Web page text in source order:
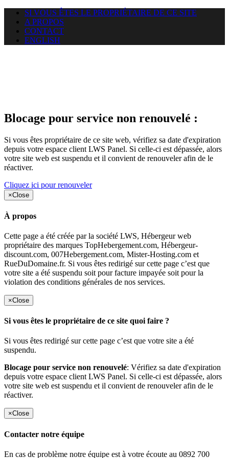
SI VOUS ÊTES LE PROPRIÉTAIRE DE CE SITE
A PROPOS
CONTACT
ENGLISH
Blocage pour service non renouvelé :
Si vous êtes propriétaire de ce site web, vérifiez sa date d'expiration
depuis votre espace client LWS Panel. Si celle-ci est dépassée, alors
votre site web est suspendu et il convient de renouveler afin de le
réactiver.
Cliquez ici pour renouveler
×Close
À propos
Cette page a été créée par la société LWS, Hébergeur web
propriétaire des marques TopHebergement.com, Hébergeur-
discount.com, 007Hebergement.com, Mister-Hosting.com et
RueDuDomaine.fr. Si vous êtes redirigé sur cette page c’est que
votre site a été suspendu soit pour facture impayée soit pour la
violation des conditions générales de nos services.
×Close
Si vous êtes le propriétaire de ce site quoi faire ?
Si vous êtes redirigé sur cette page c’est que votre site a été
suspendu.
Blocage pour service non renouvelé: Vérifiez sa date d'expiration
depuis votre espace client LWS Panel. Si celle-ci est dépassée, alors
votre site web est suspendu et il convient de renouveler afin de le
réactiver.
×Close
Contacter notre équipe
En cas de problème notre équipe est à votre écoute au 0892 700